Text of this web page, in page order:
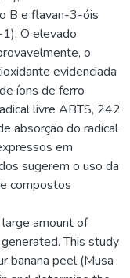
B e flavan-3-óis
O elevado
o
evidenciada
íons de ferro
livre ABTS, 242
absorção do radical
em
sugerem o uso da
compostos
amount of
This study
banana peel (Musa